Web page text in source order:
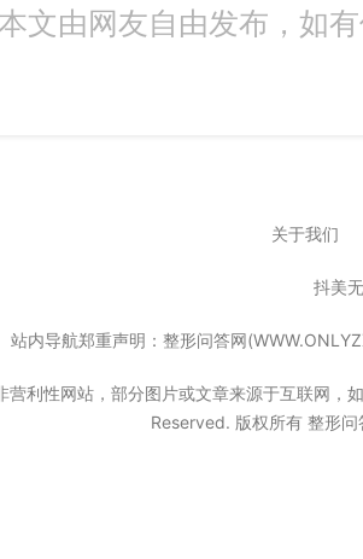
文由网友自由发布，如
关于我们
抖美
站内导航郑重声明：整形问答网
营利性网站，部分图片或文章来源于互联网，
Reserved. 版权所有 整形问